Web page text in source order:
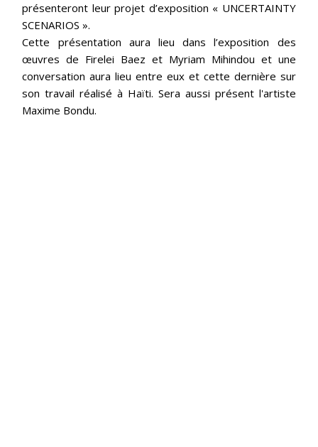
présenteront leur projet d’exposition « UNCERTAINTY
SCENARIOS ».
Cette présentation aura lieu dans l’exposition des
œuvres de Firelei Baez et Myriam Mihindou et une
conversation aura lieu entre eux et cette dernière sur
son travail réalisé à Haïti. Sera aussi présent l'artiste
Maxime Bondu.